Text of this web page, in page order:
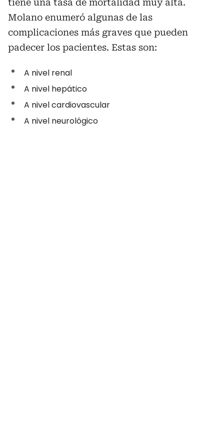
Molano enumeró algunas de las
complicaciones más graves que pueden
padecer los pacientes. Estas son:
A nivel renal
A nivel hepático
A nivel cardiovascular
A nivel neurológico